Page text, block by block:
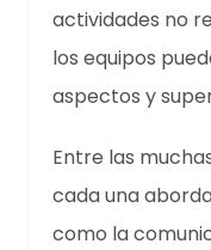
actividades no
los equipos
aspectos y
Entre las
cada una
como la